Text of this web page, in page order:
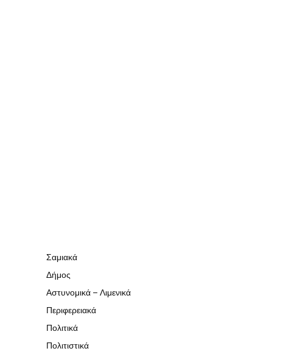
Σαμιακά
Δήμος
Αστυνομικά – Λιμενικά
Περιφερειακά
Πολιτικά
Πολιτιστικά